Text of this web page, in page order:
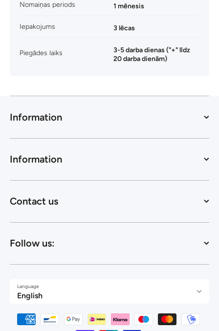
Nomaiņas periods 1 mēnesis
Iepakojums 3 lēcas
Piegādes laiks
3-5 darba dienas ("+" līdz
20 darba dienām)
Information
Information
Contact us
Follow us:
Language
English
Payment methods